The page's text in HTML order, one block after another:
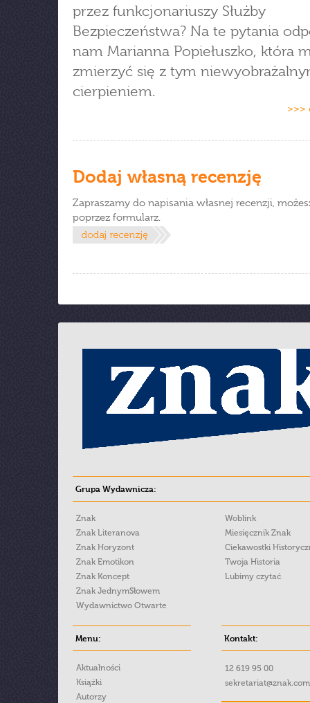
przez funkcjonariuszy Służby
Bezpieczeństwa? Na te pytania
nam Marianna Popiełuszko, która
zmierzyć się z tym
cierpieniem.
>>>
Dodaj własną recenzję
Zapraszamy do napisania własnej recenzji,
poprzez formularz.
Grupa Wydawnicza:
Znak
Znak Literanova
Znak Horyzont
Znak Emotikon
Znak Koncept
Znak JednymSłowem
Wydawnictwo Otwarte
Woblink
Miesięcznik Znak
Ciekawostki
Twoja Historia
Lubimy czytać
Menu:
Aktualności
Książki
Autorzy
Kontakt:
12 619 95 00